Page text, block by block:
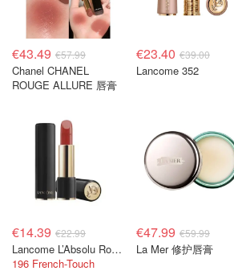
€43.49 €57.99
Chanel CHANEL
ROUGE ALLURE 唇膏
€23.40 €39.00
Lancome 352
€14.39 €22.99
Lancome L’Absolu Rouge Cream丝滑口红
196 French-Touch
€47.99 €59.99
La Mer 修护唇膏